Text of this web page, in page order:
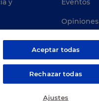
y
Eventos
Opiniones
Blog
MasterD
Aceptar todas
Rechazar todas
Ajustes